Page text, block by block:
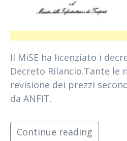
Il MiSE ha licenziato i
Decreto Rilancio.Tante le
revisione dei prezzi
da ANFIT.
Continue reading